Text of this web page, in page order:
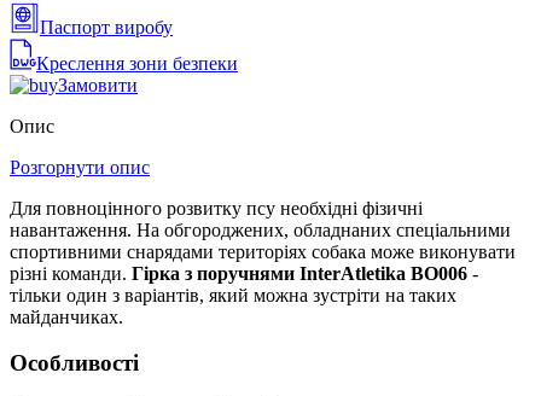
Паспорт виробу
Креслення зони безпеки
Замовити
Опис
Розгорнути опис
Для повноцінного розвитку псу необхідні фізичні
навантаження. На обгороджених, обладнаних спеціальними
спортивними снарядами територіях собака може виконувати
різні команди. Гірка з поручнями InterAtletika BO006 -
тільки один з варіантів, який можна зустріти на таких
майданчиках.
Особливості